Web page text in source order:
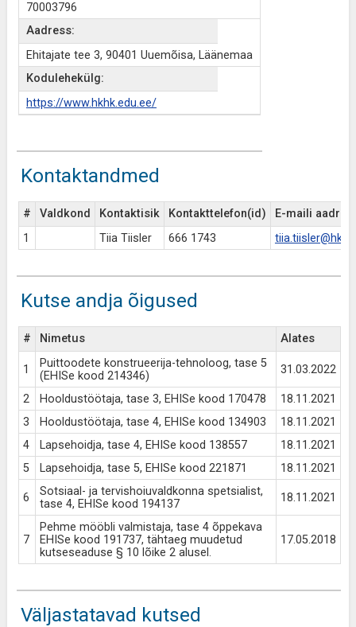
70003796
Aadress:
Ehitajate tee 3, 90401 Uuemõisa, Läänemaa
Kodulehekülg:
https://www.hkhk.edu.ee/
Kontaktandmed
# Valdkond Kontaktisik Kontakttelefon(id)
E-maili
1
Tiia Tiisler 666 1743
Kutse andja õigused
# Nimetus Alates
1
Puittoodete konstrueerija-tehnoloog, tase 5
(EHISe kood 214346)
31.03.2022
2 Hooldustöötaja, tase 3, EHISe kood 170478 18.11.2021
3
Hooldustöötaja, tase 4, EHISe kood 134903 18.11.2021
4
Lapsehoidja, tase 4, EHISe kood 138557 18.11.2021
5
Lapsehoidja, tase 5, EHISe kood 221871 18.11.2021
6
Sotsiaal- ja tervishoiuvaldkonna spetsialist,
tase 4, EHISe kood 194137
18.11.2021
7
Pehme mööbli valmistaja, tase 4 õppekava
EHISe kood 191737, tähtaeg muudetud
kutseseaduse § 10 lõike 2 alusel.
17.05.2018
Väljastatavad kutsed